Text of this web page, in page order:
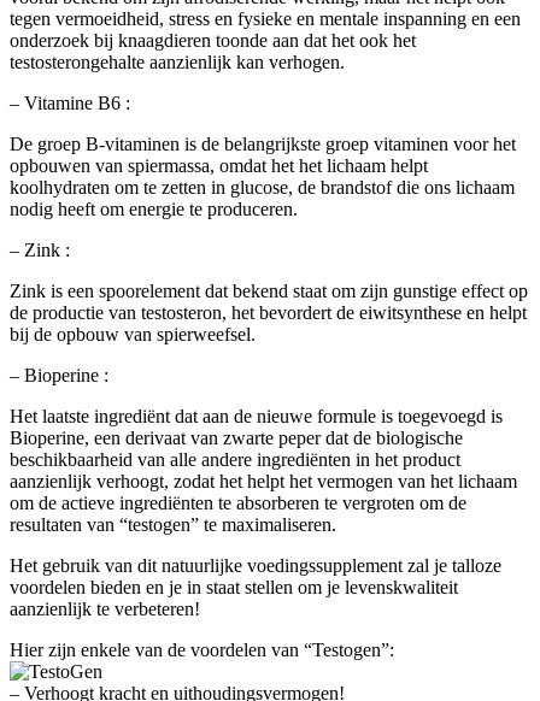
tegen vermoeidheid, stress en fysieke en mentale inspanning en een
onderzoek bij knaagdieren toonde aan dat het ook het
testosterongehalte aanzienlijk kan verhogen.
– Vitamine B6 :
De groep B-vitaminen is de belangrijkste groep vitaminen voor het
opbouwen van spiermassa, omdat het het lichaam helpt
koolhydraten om te zetten in glucose, de brandstof die ons lichaam
nodig heeft om energie te produceren.
– Zink :
Zink is een spoorelement dat bekend staat om zijn gunstige effect op
de productie van testosteron, het bevordert de eiwitsynthese en helpt
bij de opbouw van spierweefsel.
– Bioperine :
Het laatste ingrediënt dat aan de nieuwe formule is toegevoegd is
Bioperine, een derivaat van zwarte peper dat de biologische
beschikbaarheid van alle andere ingrediënten in het product
aanzienlijk verhoogt, zodat het helpt het vermogen van het lichaam
om de actieve ingrediënten te absorberen te vergroten om de
resultaten van “testogen” te maximaliseren.
Het gebruik van dit natuurlijke voedingssupplement zal je talloze
voordelen bieden en je in staat stellen om je levenskwaliteit
aanzienlijk te verbeteren!
Hier zijn enkele van de voordelen van “Testogen”:
– Verhoogt kracht en uithoudingsvermogen!